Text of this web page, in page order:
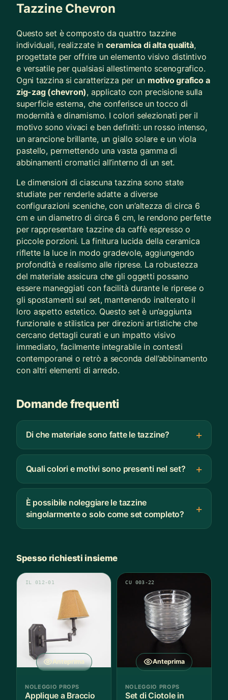
Tazzine Chevron
Questo set è composto da quattro tazzine
individuali, realizzate in ceramica di alta qualità,
progettate per offrire un elemento visivo distintivo
e versatile per qualsiasi allestimento scenografico.
Ogni tazzina si caratterizza per un motivo grafico a
zig-zag (chevron), applicato con precisione sulla
superficie esterna, che conferisce un tocco di
modernità e dinamismo. I colori selezionati per il
motivo sono vivaci e ben definiti: un rosso intenso,
un arancione brillante, un giallo solare e un viola
pastello, permettendo una vasta gamma di
abbinamenti cromatici all’interno di un set.
Le dimensioni di ciascuna tazzina sono state
studiate per renderle adatte a diverse
configurazioni sceniche, con un’altezza di circa 6
cm e un diametro di circa 6 cm, le rendono perfette
per rappresentare tazzine da caffè espresso o
piccole porzioni. La finitura lucida della ceramica
riflette la luce in modo gradevole, aggiungendo
profondità e realismo alle riprese. La robustezza
del materiale assicura che gli oggetti possano
essere maneggiati con facilità durante le riprese o
gli spostamenti sul set, mantenendo inalterato il
loro aspetto estetico. Questo set è un’aggiunta
funzionale e stilistica per direzioni artistiche che
cercano dettagli curati e un impatto visivo
immediato, facilmente integrabile in contesti
contemporanei o retrò a seconda dell’abbinamento
con altri elementi di arredo.
Domande frequenti
Di che materiale sono fatte le tazzine?
Quali colori e motivi sono presenti nel set?
È possibile noleggiare le tazzine
singolarmente o solo come set completo?
Spesso richiesti insieme
Anteprima
IL 012-01
NOLEGGIO PROPS
Applique a Braccio
Anteprima
CU 003-22
NOLEGGIO PROPS
Set di Ciotole in